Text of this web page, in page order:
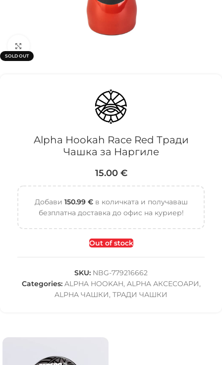
SOLD OUT
Alpha Hookah Race Red Тради
Чашка за Наргиле
15.00 €
Добави 150.99 €в количката и получаваш
безплатна доставка до офис на куриер!
Out of stock
SKU: NBG-779216662
Categories: ALPHA HOOKAH, ALPHA АКСЕСОАРИ,
ALPHA ЧАШКИ, ТРАДИ ЧАШКИ